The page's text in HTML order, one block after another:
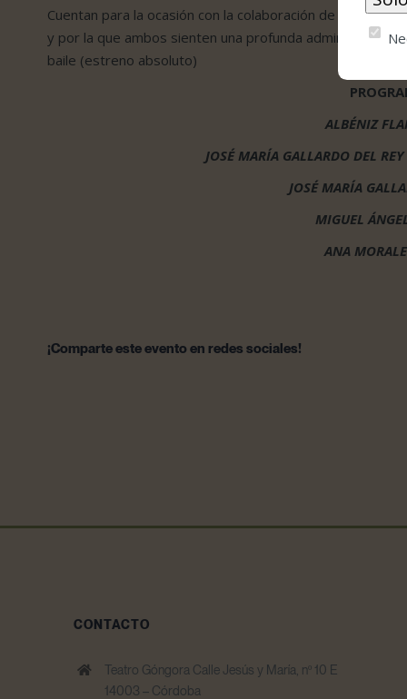
Cuentan para la ocasión con la colaboración de una
y por la que ambos sienten una profunda admiración y
baile (estreno absoluto)
ALBÉNIZ
JOSÉ MARÍA GALLARDO DEL
JOSÉ MARÍA
MIGUEL
ANA
¡Comparte este evento en redes sociales!
CONTACTO
Teatro Góngora Calle Jesús y María, nº 10 E
14003 – Córdoba